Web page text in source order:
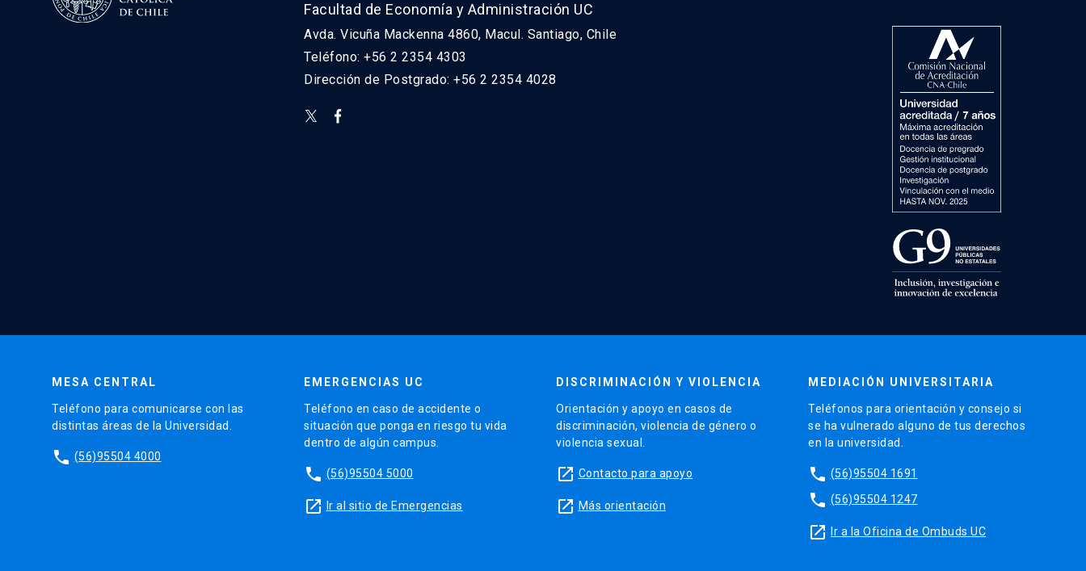
Facultad de Economía y Administración UC
Avda. Vicuña Mackenna 4860, Macul. Santiago, Chile
Teléfono: +56 2 2354 4303
Dirección de Postgrado: +56 2 2354 4028
MESA CENTRAL
Teléfono para comunicarse con las
distintas áreas de la Universidad.
phone (56)95504 4000
EMERGENCIAS UC
Teléfono en caso de accidente o
situación que ponga en riesgo tu vida
dentro de algún campus.
phone (56)95504 5000
launch Ir al sitio de Emergencias
DISCRIMINACIÓN Y VIOLENCIA
Orientación y apoyo en casos de
discriminación, violencia de género o
violencia sexual.
launch Contacto para apoyo
launch Más orientación
MEDIACIÓN UNIVERSITARIA
Teléfonos para orientación y consejo si
se ha vulnerado alguno de tus derechos
en la universidad.
phone (56)95504 1691
phone (56)95504 1247
launch Ir a la Oficina de Ombuds UC